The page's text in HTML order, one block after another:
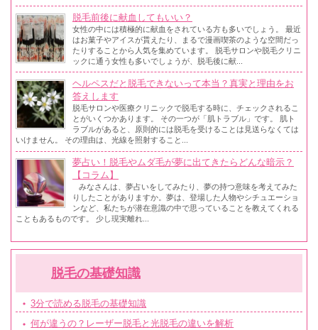
脱毛前後に献血してもいい？
女性の中には積極的に献血をされている方も多いでしょう。 最近
はお菓子やアイスが貰えたり、まるで漫画喫茶のような空間だっ
たりすることから人気を集めています。 脱毛サロンや脱毛クリニ
ックに通う女性も多いでしょうが、脱毛後に献...
ヘルペスだと脱毛できないって本当？真実と理由をお
答えします
脱毛サロンや医療クリニックで脱毛する時に、チェックされるこ
とがいくつかあります。 その一つが「肌トラブル」です。 肌ト
ラブルがあると、原則的には脱毛を受けることは見送らなくては
いけません。 その理由は、光線を照射すること...
夢占い！脱毛やムダ毛が夢に出てきたらどんな暗示？
【コラム】
みなさんは、夢占いをしてみたり、夢の持つ意味を考えてみた
りしたことがありますか。夢は、登場した人物やシチュエーショ
ンなど、私たちが潜在意識の中で思っていることを教えてくれる
こともあるものです。 少し現実離れ...
脱毛の基礎知識
3分で読める脱毛の基礎知識
何が違うの？レーザー脱毛と光脱毛の違いを解析